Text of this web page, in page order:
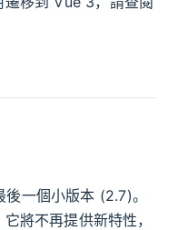
一個小版本 (2.7)。
將不再提供新特性，